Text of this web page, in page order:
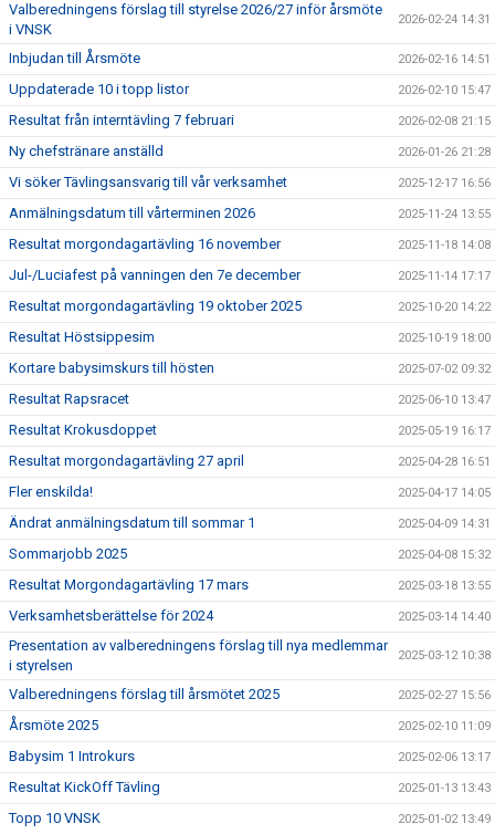
Valberedningens förslag till styrelse 2026/27 inför årsmöte
i VNSK
2026-02-24 14:31
Inbjudan till Årsmöte 2026-02-16 14:51
Uppdaterade 10 i topp listor 2026-02-10 15:47
Resultat från interntävling 7 februari 2026-02-08 21:15
Ny chefstränare anställd 2026-01-26 21:28
Vi söker Tävlingsansvarig till vår verksamhet 2025-12-17 16:56
Anmälningsdatum till vårterminen 2026 2025-11-24 13:55
Resultat morgondagartävling 16 november 2025-11-18 14:08
Jul-/Luciafest på vanningen den 7e december 2025-11-14 17:17
Resultat morgondagartävling 19 oktober 2025 2025-10-20 14:22
Resultat Höstsippesim 2025-10-19 18:00
Kortare babysimskurs till hösten 2025-07-02 09:32
Resultat Rapsracet 2025-06-10 13:47
Resultat Krokusdoppet 2025-05-19 16:17
Resultat morgondagartävling 27 april 2025-04-28 16:51
Fler enskilda! 2025-04-17 14:05
Ändrat anmälningsdatum till sommar 1 2025-04-09 14:31
Sommarjobb 2025 2025-04-08 15:32
Resultat Morgondagartävling 17 mars 2025-03-18 13:55
Verksamhetsberättelse för 2024 2025-03-14 14:40
Presentation av valberedningens förslag till nya medlemmar
i styrelsen
2025-03-12 10:38
Valberedningens förslag till årsmötet 2025 2025-02-27 15:56
Årsmöte 2025 2025-02-10 11:09
Babysim 1 Introkurs 2025-02-06 13:17
Resultat KickOff Tävling 2025-01-13 13:43
Topp 10 VNSK 2025-01-02 13:49